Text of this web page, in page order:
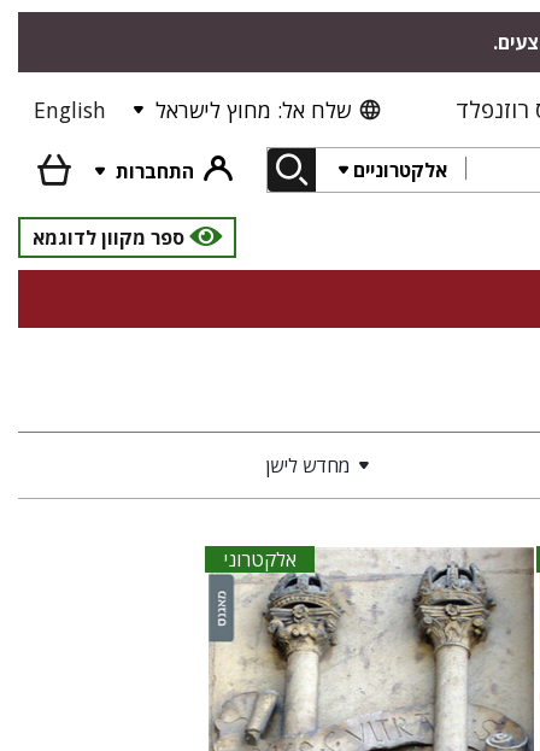
שלח אל: מחוץ לישראל English
אלקטרוניים
התחברות
ספר מקוון לדוגמא
מחדש לישן
אלקטרוני
יהודית וייס יהודה ליבס